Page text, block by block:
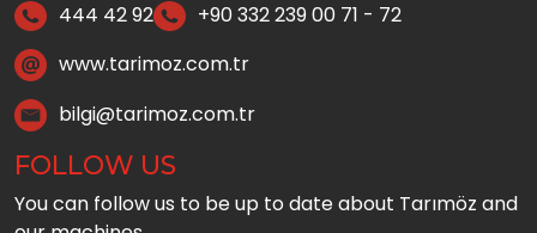
444 42 92
+90 332 239 00 71 - 72
www.tarimoz.com.tr
bilgi@tarimoz.com.tr
FOLLOW US
You can follow us to be up to date about Tarımöz and